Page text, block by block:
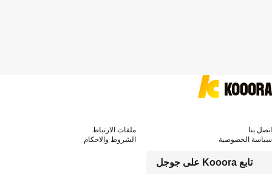
تابع Kooora على جوجل
اتصل بنا
ملفات الارتباط
سياسة الخصوصية
الشروط والاحكام